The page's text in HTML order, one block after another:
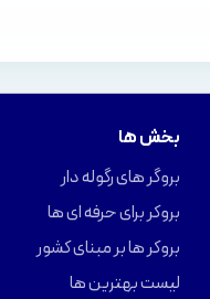
بخش ها
بروگر های رگوله دار
بروکر برای حرفه ای ها
بروکر ها بر مبنای کشور
لیست بهترین ها